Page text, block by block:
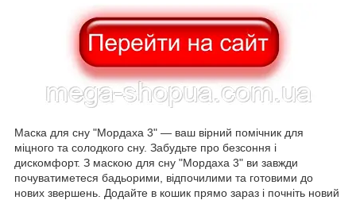
Маска для сну "Мордаха 3" — ваш вірний помічник для
міцного та солодкого сну. Забудьте про безсоння і
дискомфорт. З маскою для сну "Мордаха 3" ви завжди
почуватиметеся бадьорими, відпочилими та готовими до
нових звершень. Додайте в кошик прямо зараз і почніть новий